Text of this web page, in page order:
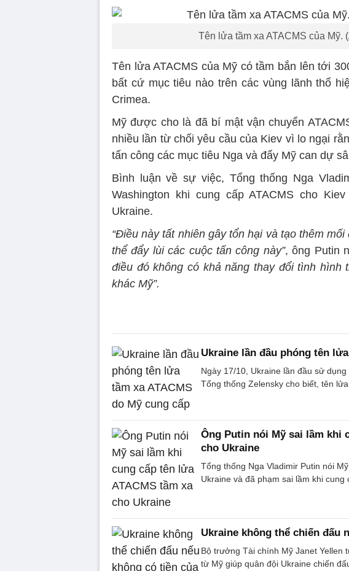
Tên lửa tầm xa ATACMS của Mỹ.
Tên lửa ATACMS của Mỹ có tầm bắn lên tới
bất cứ mục tiêu nào trên các vùng lãnh thổ
Crimea.
Mỹ được cho là đã bí mật vận chuyển
nhiều lần từ chối yêu cầu của Kiev vì lo ngại
tấn công các mục tiêu Nga và đẩy Mỹ can dự
Bình luận về sự việc, Tổng thống Nga
Washington khi cung cấp ATACMS cho
Ukraine.
“Điều này tất nhiên gây tổn hại và tạo thêm
thể đẩy lùi các cuộc tấn công này”, ông Putin
điều đó không có khả năng thay đổi tình
khác Mỹ”.
Ukraine lần đầu phóng tên
Ngày 17/10, Ukraine lần đầu sử
Tổng thống Zelensky cho biết, tên
Ông Putin nói Mỹ sai lầm khi
cho Ukraine
Tổng thống Nga Vladimir Putin nói
Ukraine và đã phạm sai lầm khi cung
Ukraine không thể chiến đấu
Bộ trưởng Tài chính Mỹ Janet Yellen
từ Mỹ giúp quân đội Ukraine chiến